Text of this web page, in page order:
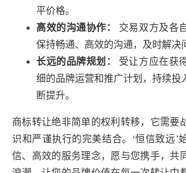
平价格。
高效的沟通协作：
交易双方及各
保持畅通、高效的沟通，及时解决
长远的品牌规划：
受让方应在获
细的品牌运营和推广计划，持续投
断提升。
商标转让绝非简单的权利转移，它需要
识和严谨执行的完美结合。‘恒信致远’
信、高效的服务理念，愿与您携手，共